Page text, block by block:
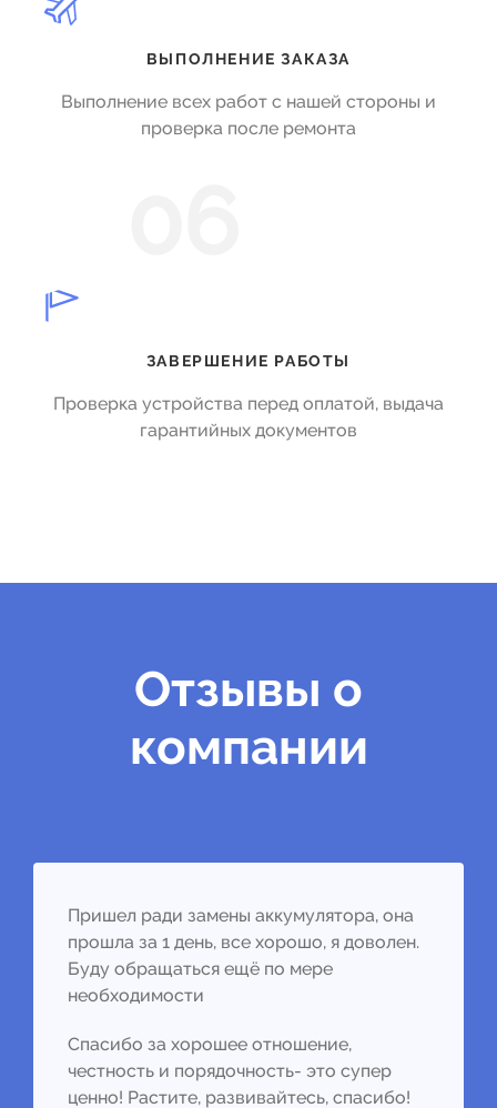
ВЫПОЛНЕНИЕ ЗАКАЗА
Выполнение всех работ с нашей стороны и
проверка после ремонта
ЗАВЕРШЕНИЕ РАБОТЫ
Проверка устройства перед оплатой, выдача
гарантийных документов
Отзывы о
компании
Пришел ради замены аккумулятора, она
прошла за 1 день, все хорошо, я доволен.
Буду обращаться ещё по мере
необходимости
Спасибо за хорошее отношение,
честность и порядочность- это супер
ценно! Растите, развивайтесь, спасибо!